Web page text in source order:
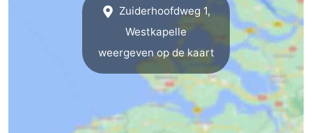
Zuiderhoofdweg 1,
Westkapelle
weergeven op de kaart